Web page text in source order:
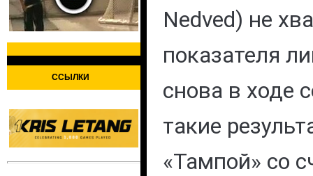
ССЫЛКИ
Nedved) не
показателя
снова в ходе
такие
«Тампой» со